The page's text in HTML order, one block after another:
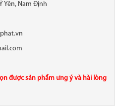
Yên, Nam Định
được sản phẩm ưng ý và hài lòng